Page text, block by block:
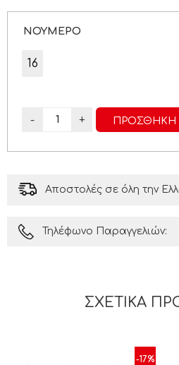
ΝΟΥΜΕΡΟ
16
- + ΠΡΟΣΘΉΚΗ
Αποστολές σε όλη την
Τηλέφωνο Παραγγελιών:
ΣΧΕΤΙΚΆ
-17%